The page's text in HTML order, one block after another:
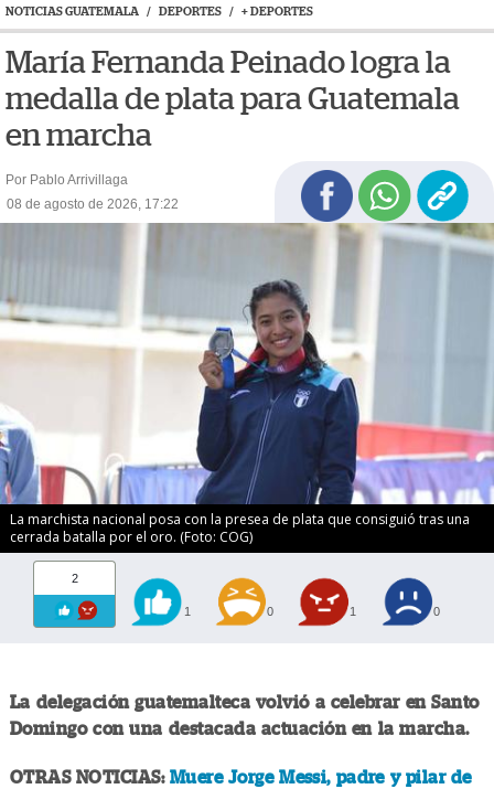
NOTICIAS GUATEMALA / DEPORTES / + DEPORTES
María Fernanda Peinado logra la
medalla de plata para Guatemala
en marcha
Por Pablo Arrivillaga
08 de agosto de 2026, 17:22
La marchista nacional posa con la presea de plata que consiguió tras una
cerrada batalla por el oro. (Foto: COG)
2
1 0 1 0
La delegación guatemalteca volvió a celebrar en Santo
Domingo con una destacada actuación en la marcha.
OTRAS NOTICIAS: Muere Jorge Messi, padre y pilar de